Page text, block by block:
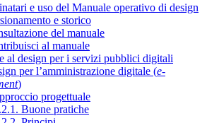
e uso del Manuale operativo di design
e storico
del manuale
al manuale
al design per i servizi pubblici digitali
per l’amministrazione digitale (e-
)
progettuale
Buone pratiche